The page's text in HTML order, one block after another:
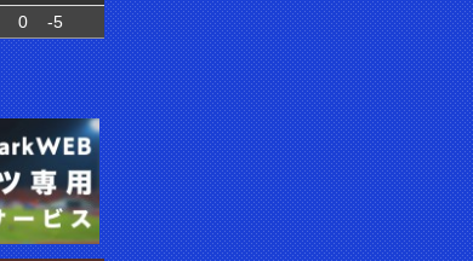
0 -5